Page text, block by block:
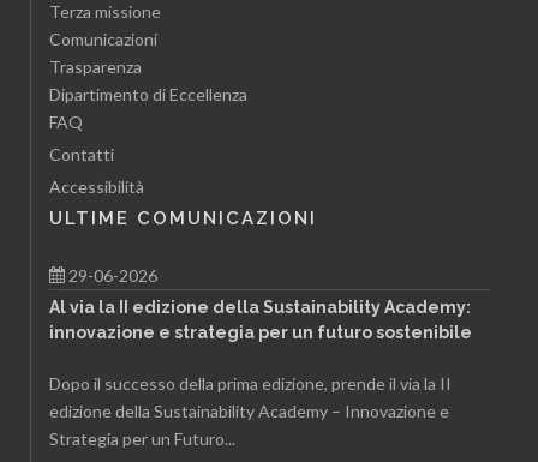
Terza missione
Comunicazioni
Trasparenza
Dipartimento di Eccellenza
FAQ
Contatti
Accessibilità
ULTIME COMUNICAZIONI
29-06-2026
Al via la II edizione della Sustainability Academy:
innovazione e strategia per un futuro sostenibile
Dopo il successo della prima edizione, prende il via la II
edizione della Sustainability Academy – Innovazione e
Strategia per un Futuro...